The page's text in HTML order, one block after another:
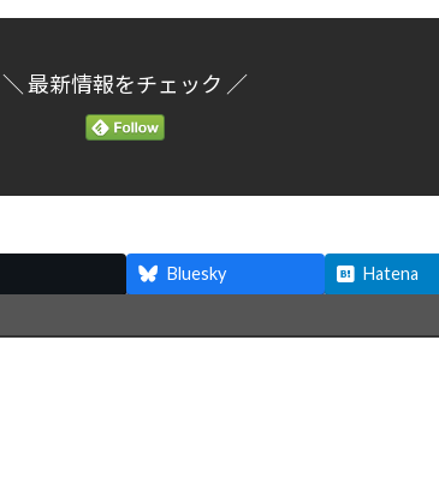
＼ 最新情報をチェック ／
Bluesky Hatena